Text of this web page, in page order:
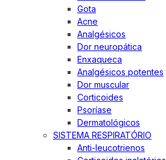
Gota
Acne
Analgésicos
Dor neuropática
Enxaqueca
Analgésicos potentes
Dor muscular
Corticoides
Psoríase
Dermatológicos
SISTEMA RESPIRATÓRIO
Anti-leucotrienos